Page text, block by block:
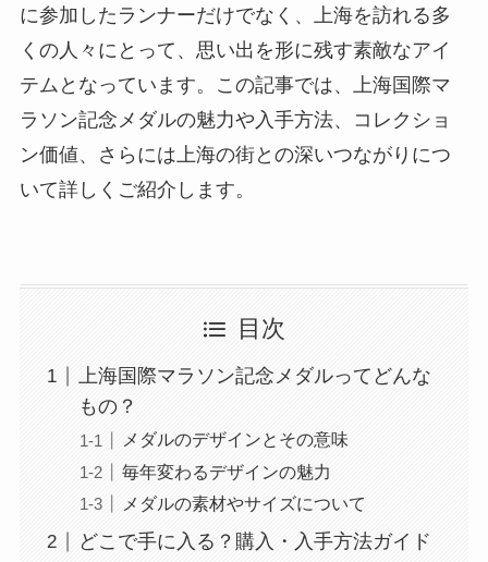
に参加したランナーだけでなく、上海を訪れる多
くの人々にとって、思い出を形に残す素敵なアイ
テムとなっています。この記事では、上海国際マ
ラソン記念メダルの魅力や入手方法、コレクショ
ン価値、さらには上海の街との深いつながりにつ
いて詳しくご紹介します。
目次
上海国際マラソン記念メダルってどんな
もの？
メダルのデザインとその意味
毎年変わるデザインの魅力
メダルの素材やサイズについて
どこで手に入る？購入・入手方法ガイド